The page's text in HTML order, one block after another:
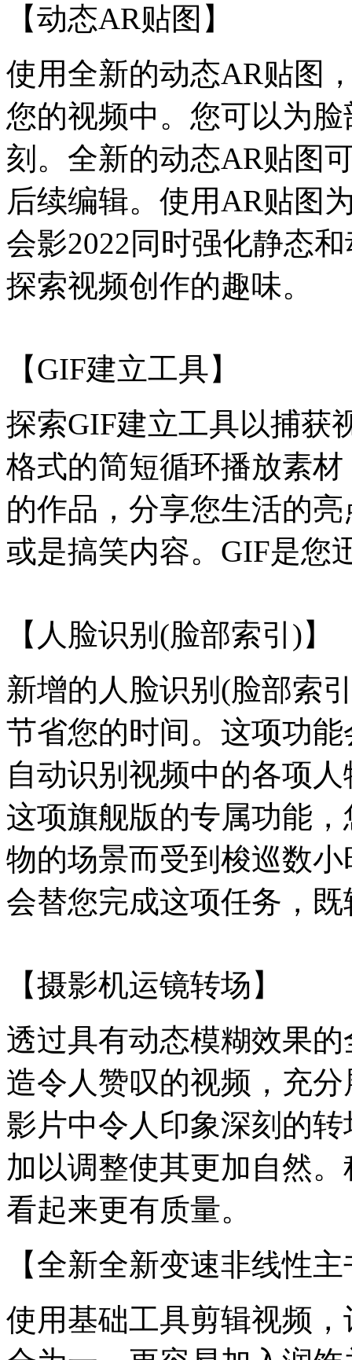
【动态AR贴图】
使用全新的动态AR贴图
您的视频中。您可以为
刻。全新的动态AR贴图
后续编辑。使用AR贴图
会影2022同时强化静态
探索视频创作的趣味。
【GIF建立工具】
探索GIF建立工具以捕获
格式的简短循环播放素
的作品，分享您生活的
或是搞笑内容。GIF是您
【人脸识别(脸部索引)】
新增的人脸识别(脸部索
节省您的时间。这项功
自动识别视频中的各项
这项旗舰版的专属功能
物的场景而受到梭巡数
会替您完成这项任务，
【摄影机运镜转场】
透过具有动态模糊效果
造令人赞叹的视频，充
影片中令人印象深刻的
加以调整使其更加自然
看起来更有质量。
【全新全新变速非线性
使用基础工具剪辑视频